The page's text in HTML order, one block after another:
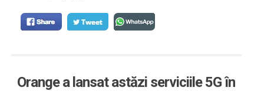
Orange a lansat astăzi serviciile 5G în